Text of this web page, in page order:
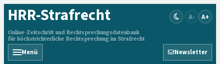
HRR-Strafrecht
Online-Zeitschrift und Rechtsprechungsdatenbank
für höchstrichterliche Rechtsprechung im Strafrecht
A- A+
Menü Newsletter